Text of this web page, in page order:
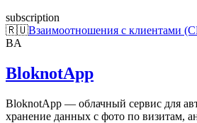
subscription
🇷🇺Взаимоотношения с клиентами
BA
BloknotApp
BloknotApp — облачный сервис для
хранение данных с фото по визитам,